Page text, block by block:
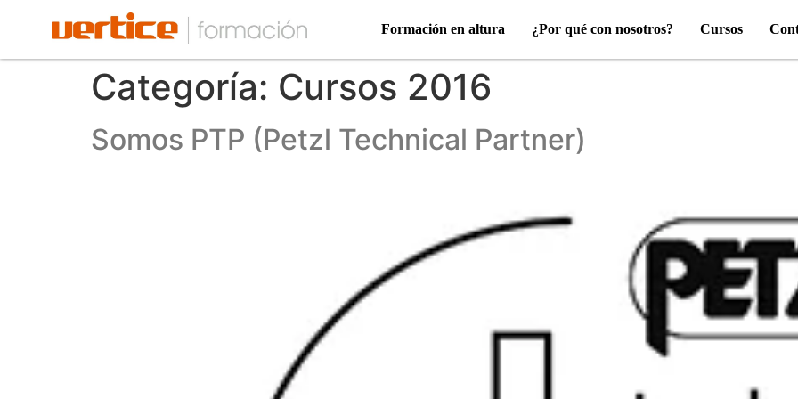
Formación en altura ¿Por qué con nosotros? Cursos
Categoría: Cursos 2016
Somos PTP (Petzl Technical Partner)